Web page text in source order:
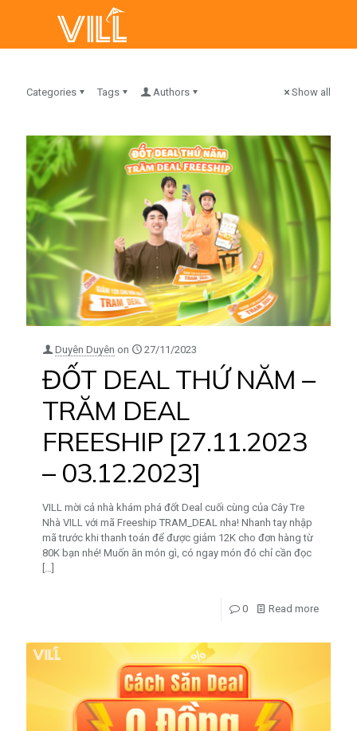
Categories Tags Authors Show all
Duyên Duyên on 27/11/2023
ĐỐT DEAL THỨ NĂM –
TRĂM DEAL
FREESHIP [27.11.2023
– 03.12.2023]
VILL mời cả nhà khám phá đốt Deal cuối cùng của Cây Tre
Nhà VILL với mã Freeship TRAM_DEAL nha! Nhanh tay nhập
mã trước khi thanh toán để được giảm 12K cho đơn hàng từ
80K bạn nhé! Muốn ăn món gì, có ngay món đó chỉ cần đọc
0 Read more